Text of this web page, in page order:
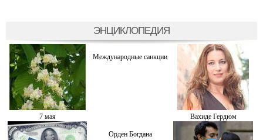
ЭНЦИКЛОПЕДИЯ
7 мая
Международные санкции
Вахиде Гердюм
Орден Богдана